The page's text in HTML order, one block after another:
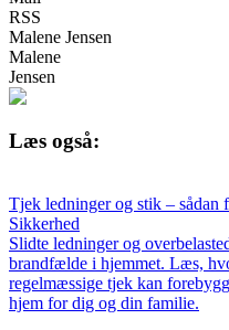
RSS
Malene Jensen
Malene
Jensen
Læs også:
Tjek ledninger og stik – sådan
Sikkerhed
Slidte ledninger og
brandfælde i hjemmet. Læs,
regelmæssige tjek kan
hjem for dig og din familie.